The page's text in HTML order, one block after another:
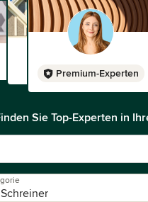
Premium-Experten
Sie Top-Experten in